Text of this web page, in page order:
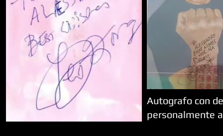
Autografo con
personalmente